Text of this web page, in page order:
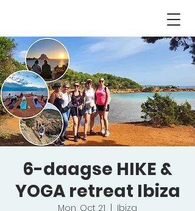
6-daagse HIKE &
YOGA retreat Ibiza
Mon, Oct 21
Ibiza